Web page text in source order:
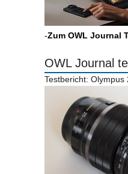
-Zum OWL Journal
OWL Journal
Testbericht: Olympus